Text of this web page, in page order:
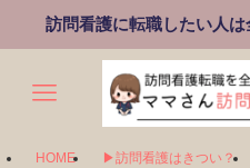
訪問看護に転職したい人
HOME ▶訪問看護はきつい？